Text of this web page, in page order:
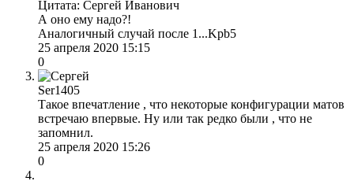
Цитата: Сергей Иванович
А оно ему надо?!
Аналогичный случай после 1...Kpb5
25 апреля 2020 15:15
0
Ser1405
Такое впечатление , что некоторые конфигурации матов
встречаю впервые. Ну или так редко были , что не
запомнил.
25 апреля 2020 15:26
0